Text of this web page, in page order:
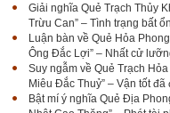
Giải nghĩa Quẻ Trạch Thủy
Trừu Can” – Tình trạng bất ổn
Luận bàn về Quẻ Hỏa
Ông Đắc Lợi” – Nhất cử
Suy ngẫm về Quẻ Trạch
Miêu Đắc Thuỷ” – Vận tốt đã
Bật mí ý nghĩa Quẻ Địa